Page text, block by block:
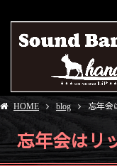
HOME blog 忘年会
忘年会はリ